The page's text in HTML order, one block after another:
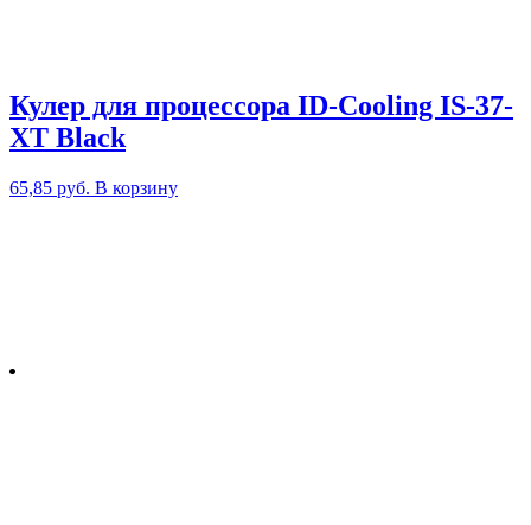
Кулер для процессора ID-Cooling IS-37-
XT Black
65,85 руб. В корзину